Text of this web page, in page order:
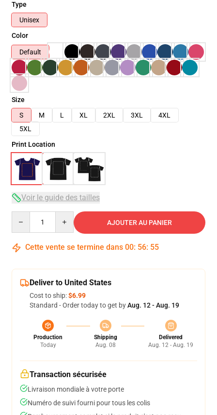
Type
Unisex
Color
Default
Size
S
M L XL 2XL 3XL
4XL
5XL
Print Location
Voir le guide des tailles
AJOUTER AU PANIER
Cette vente se termine dans 00: 56: 54
Deliver to United States
Cost to ship:$6.99
Standard - Order today to get byAug. 12 - Aug. 19
Production
Today
Shipping
Aug. 08
Delivered
Aug. 12 - Aug. 19
Transaction sécurisée
Livraison mondiale à votre porte
Numéro de suivi fourni pour tous les colis